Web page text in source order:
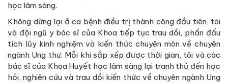
học lâm sàng.
Không dừng lại ở ca bệnh điều trị thành công đầu tiên, tôi
và đội ngũ y bác sĩ của Khoa tiếp tục trau dồi, phấn đấu
tích lũy kinh nghiệm và kiến thức chuyên môn về chuyên
ngành Ung thư. Mỗi khi sắp xếp được thời gian, tôi và các
bác sĩ của Khoa Huyết học lâm sàng lại tranh thủ đến học
hỏi, nghiên cứu và trau dồi kiến thức về chuyên ngành Ung